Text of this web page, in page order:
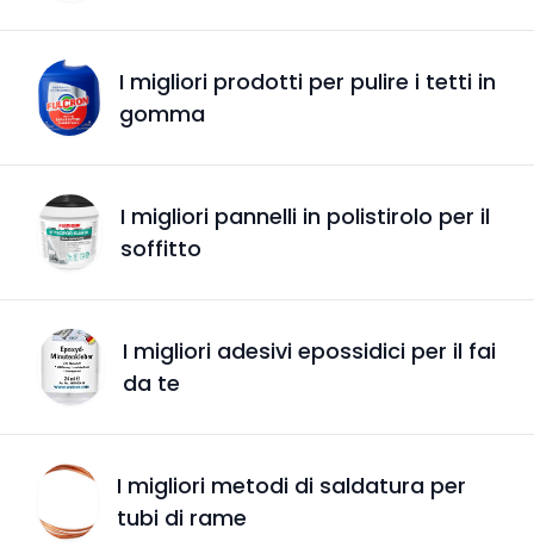
I migliori prodotti per pulire i tetti in
gomma
I migliori pannelli in polistirolo per il
soffitto
I migliori adesivi epossidici per il fai
da te
I migliori metodi di saldatura per
tubi di rame